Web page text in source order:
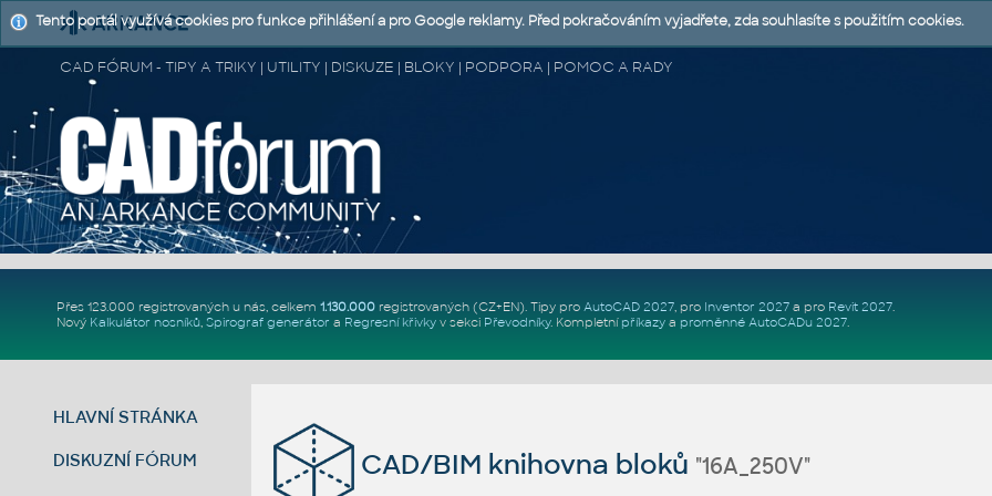
CAD FÓRUM - TIPY A TRIKY | UTILITY | DISKUZE | BLOKY | PODPORA | POMOC A RADY
Přes 123.000 registrovaných u nás, celkem 1.130.000registrovaných (CZ+EN). Tipy pro AutoCAD 2027, pro Inventor 2027a pro Revit 2027.
Nový Kalkulátor nosníků, Spirograf generátor a Regresní křivkyv sekci Převodníky. Kompletní příkazya proměnné AutoCADu 2027.
HLAVNÍ STRÁNKA
DISKUZNÍ FÓRUM CAD/BIM knihovna bloků "16A_250V"
Tento portál využívá cookies pro funkce přihlášení a pro Google reklamy. Před pokračováním vyjadřete, zda souhlasíte s použitím cookies.